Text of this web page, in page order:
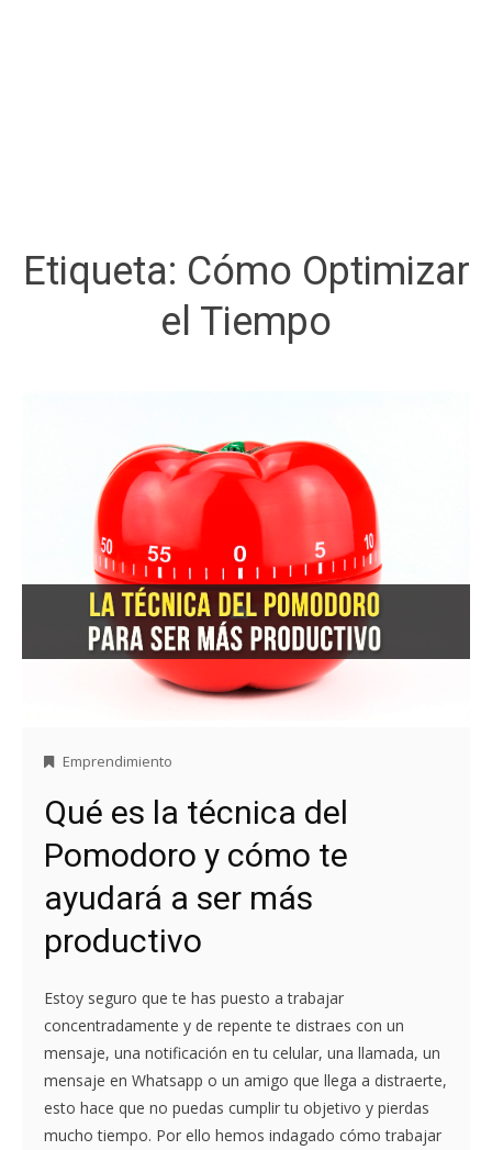
Etiqueta: Cómo Optimizar
el Tiempo
Emprendimiento
Qué es la técnica del
Pomodoro y cómo te
ayudará a ser más
productivo
Estoy seguro que te has puesto a trabajar
concentradamente y de repente te distraes con un
mensaje, una notificación en tu celular, una llamada, un
mensaje en Whatsapp o un amigo que llega a distraerte,
esto hace que no puedas cumplir tu objetivo y pierdas
mucho tiempo. Por ello hemos indagado cómo trabajar